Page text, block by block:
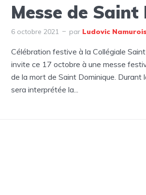
Messe de
6 octobre 2021 par Ludovic
Célébration festive à la Collégiale
invite ce 17 octobre à une messe
de la mort de Saint Dominique. Durant
sera interprétée la...